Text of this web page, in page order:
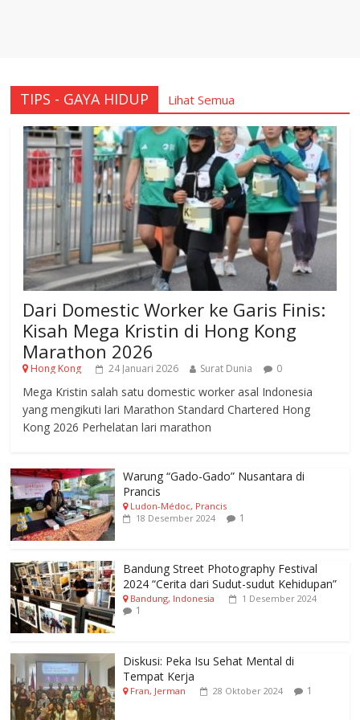
TIPS - GAYA HIDUP Lihat Semua
Dari Domestic Worker ke Garis Finis:
Kisah Mega Kristin di Hong Kong
Marathon 2026
Hong Kong 24 Januari 2026 Surat Dunia 0
Mega Kristin salah satu domestic worker asal Indonesia
yang mengikuti lari Marathon Standard Chartered Hong
Kong 2026 Perhelatan lari marathon
Warung “Gado-Gado” Nusantara di
Prancis
Ludon-Médoc, Prancis
18 Desember 2024
1
Bandung Street Photography Festival
2024 “Cerita dari Sudut-sudut Kehidupan”
Bandung, Indonesia 1 Desember 2024
1
Diskusi: Peka Isu Sehat Mental di
Tempat Kerja
Fran, Jerman 28 Oktober 2024 1